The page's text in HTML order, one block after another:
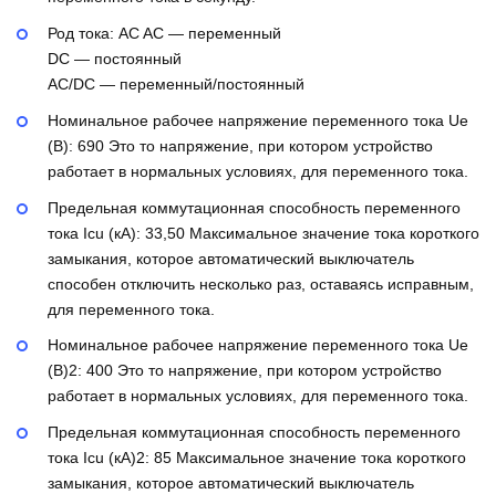
Род тока: ACAC — переменный
DC — постоянный
AC/DC — переменный/постоянный
Номинальное рабочее напряжение переменного тока Ue
(В): 690 Это то напряжение, при котором устройство
работает в нормальных условиях, для переменного тока.
Предельная коммутационная способность переменного
тока Icu (кА): 33,50 Максимальное значение тока короткого
замыкания, которое автоматический выключатель
способен отключить несколько раз, оставаясь исправным,
для переменного тока.
Номинальное рабочее напряжение переменного тока Ue
(В)2: 400 Это то напряжение, при котором устройство
работает в нормальных условиях, для переменного тока.
Предельная коммутационная способность переменного
тока Icu (кА)2: 85 Максимальное значение тока короткого
замыкания, которое автоматический выключатель